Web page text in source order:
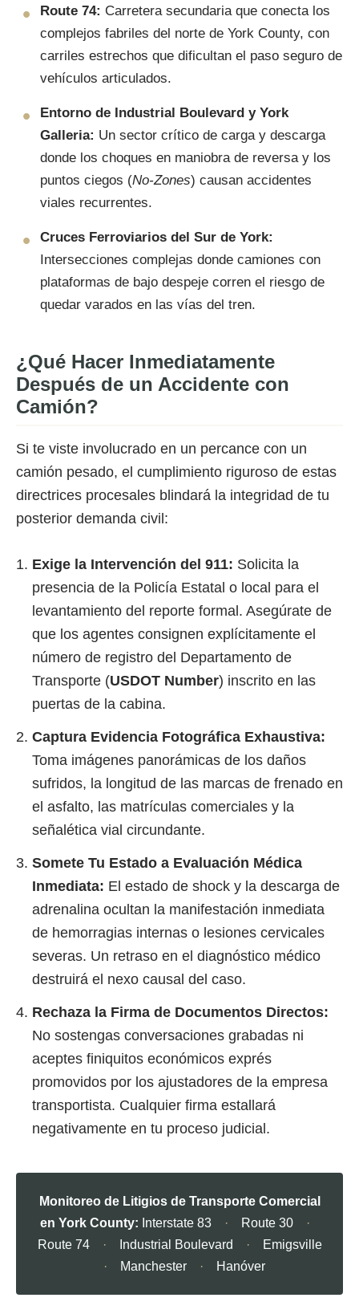
Route 74: Carretera secundaria que conecta los
complejos fabriles del norte de York County, con
carriles estrechos que dificultan el paso seguro de
vehículos articulados.
Entorno de Industrial Boulevard y York
Galleria: Un sector crítico de carga y descarga
donde los choques en maniobra de reversa y los
puntos ciegos (No-Zones) causan accidentes
viales recurrentes.
Cruces Ferroviarios del Sur de York:
Intersecciones complejas donde camiones con
plataformas de bajo despeje corren el riesgo de
quedar varados en las vías del tren.
¿Qué Hacer Inmediatamente
Después de un Accidente con
Camión?
Si te viste involucrado en un percance con un
camión pesado, el cumplimiento riguroso de estas
directrices procesales blindará la integridad de tu
posterior demanda civil:
Exige la Intervención del 911: Solicita la
presencia de la Policía Estatal o local para el
levantamiento del reporte formal. Asegúrate de
que los agentes consignen explícitamente el
número de registro del Departamento de
Transporte (USDOT Number) inscrito en las
puertas de la cabina.
Captura Evidencia Fotográfica Exhaustiva:
Toma imágenes panorámicas de los daños
sufridos, la longitud de las marcas de frenado en
el asfalto, las matrículas comerciales y la
señalética vial circundante.
Somete Tu Estado a Evaluación Médica
Inmediata: El estado de shock y la descarga de
adrenalina ocultan la manifestación inmediata
de hemorragias internas o lesiones cervicales
severas. Un retraso en el diagnóstico médico
destruirá el nexo causal del caso.
Rechaza la Firma de Documentos Directos:
No sostengas conversaciones grabadas ni
aceptes finiquitos económicos exprés
promovidos por los ajustadores de la empresa
transportista. Cualquier firma estallará
negativamente en tu proceso judicial.
Monitoreo de Litigios de Transporte Comercial
en York County: Interstate 83 · Route 30
·
Route 74
· Industrial Boulevard ·
Emigsville
·
Manchester · Hanóver